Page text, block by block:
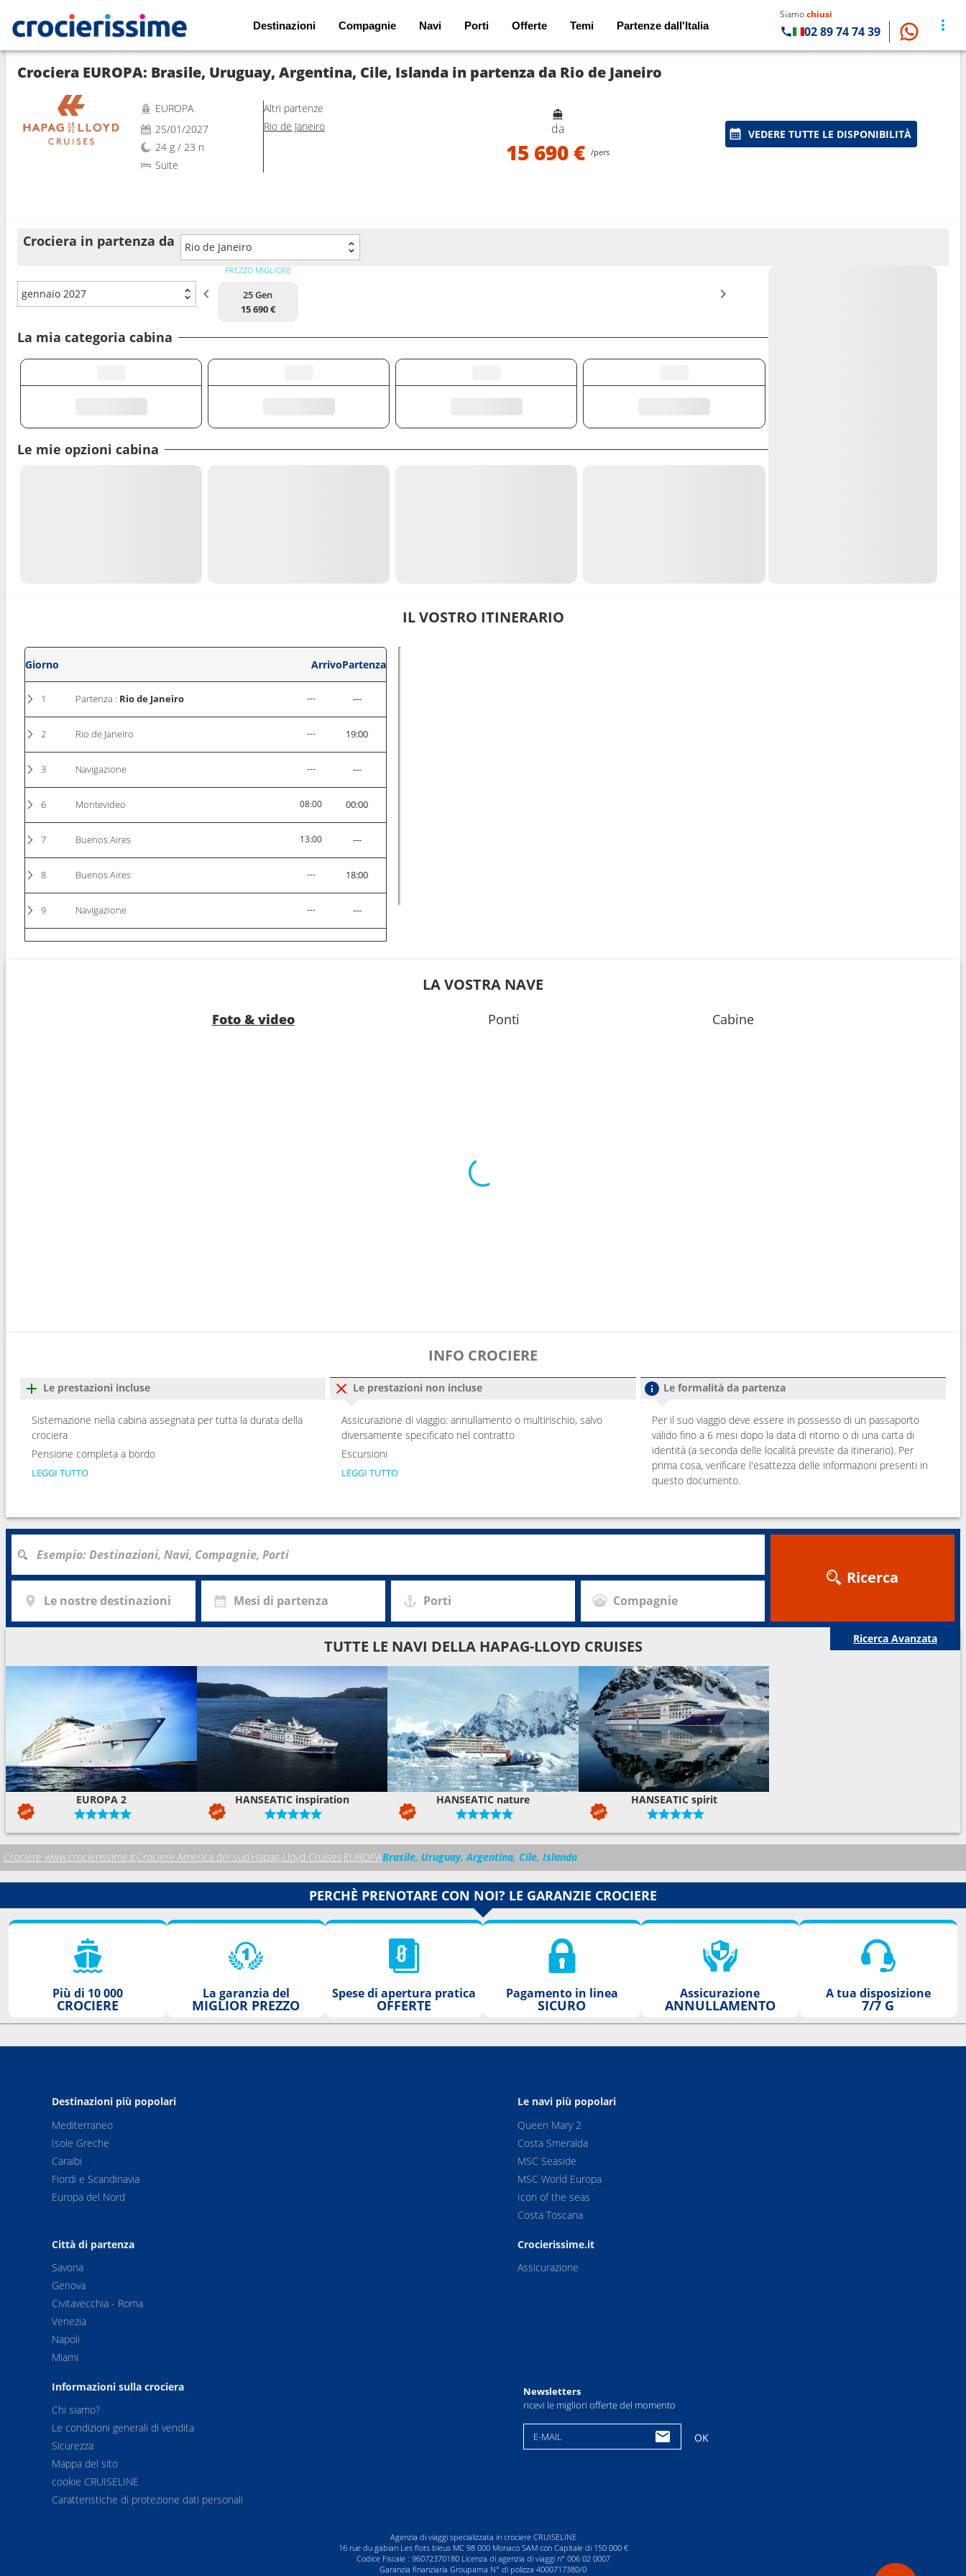
Destinazioni Compagnie Navi Porti Offerte Temi Partenze dall'Italia
Siamochiusi
02 89 74 74 39
Mostra le altre 21 foto
Crociera EUROPA: Brasile, Uruguay, Argentina, Cile, Islanda in partenza da Rio de Janeiro
EUROPA
25/01/2027
24 g / 23 n
Suite
Altri partenze
Rio de Janeiro
da
15 690 € /pers
VEDERE TUTTE LE DISPONIBILITÀ
Crociera in partenza da Rio de Janeiro
gennaio 2027
PREZZO MIGLIORE
25 Gen
15 690 €
La mia categoria cabina
Le mie opzioni cabina
IL VOSTRO ITINERARIO
Giorno ArrivoPartenza
1 Partenza : Rio de Janeiro --- ---
2 Rio de Janeiro --- 19:00
3 Navigazione --- ---
6 Montevideo 08:00 00:00
7 Buenos Aires 13:00 ---
8 Buenos Aires --- 18:00
9 Navigazione --- ---
11 Puerto Madryn 07:00 20:00
LA VOSTRA NAVE
Foto & video Ponti Cabine
INFO CROCIERE
Le prestazioni incluse
Sistemazione nella cabina assegnata per tutta la durata della
crociera
Pensione completa a bordo
LEGGI TUTTO
Le prestazioni non incluse
Assicurazione di viaggio: annullamento o multirischio, salvo
diversamente specificato nel contratto
Escursioni
LEGGI TUTTO
Le formalità da partenza
Per il suo viaggio deve essere in possesso di un passaporto
valido fino a 6 mesi dopo la data di ritorno o di una carta di
identità (a seconda delle località previste da itinerario). Per
prima cosa, verificare l'esattezza delle informazioni presenti in
questo documento.
Le nostre destinazioni Mesi di partenza Porti Compagnie
Ricerca
Ricerca Avanzata
TUTTE LE NAVI DELLA HAPAG-LLOYD CRUISES
EUROPA 2 HANSEATIC inspiration HANSEATIC nature HANSEATIC spirit
Crociere www.crocierissime.itCrociere America del sud Hapag-Lloyd Cruises EUROPABrasile, Uruguay, Argentina, Cile, Islanda
PERCHÈ PRENOTARE CON NOI? LE GARANZIE CROCIERE
Più di 10 000
CROCIERE
La garanzia del
MIGLIOR PREZZO
Spese di apertura pratica
OFFERTE
Pagamento in linea
SICURO
Assicurazione
ANNULLAMENTO
A tua disposizione
7/7 G
Destinazioni più popolari
Mediterraneo
Isole Greche
Caraibi
Fiordi e Scandinavia
Europa del Nord
Le navi più popolari
Queen Mary 2
Costa Smeralda
MSC Seaside
MSC World Europa
Icon of the seas
Costa Toscana
Città di partenza
Savona
Genova
Civitavecchia - Roma
Venezia
Napoli
Miami
Crocierissime.it
Assicurazione
Informazioni sulla crociera
Chi siamo?
Le condizioni generali di vendita
Sicurezza
Mappa del sito
cookie CRUISELINE
Caratteristiche di protezione dati personali
Newsletters
ricevi le migliori offerte del momento
E-MAIL OK
Agenzia di viaggi specializzata in crociere CRUISELINE
16 rue du gabian Les flots bleus MC 98 000 Monaco SAM con Capitale di 150 000 €
Codice Fiscale : 96072370180 Licenza di agenzia di viaggi n° 006 02 0007
Garanzia finanziaria Groupama N° di polizza 4000717380/0